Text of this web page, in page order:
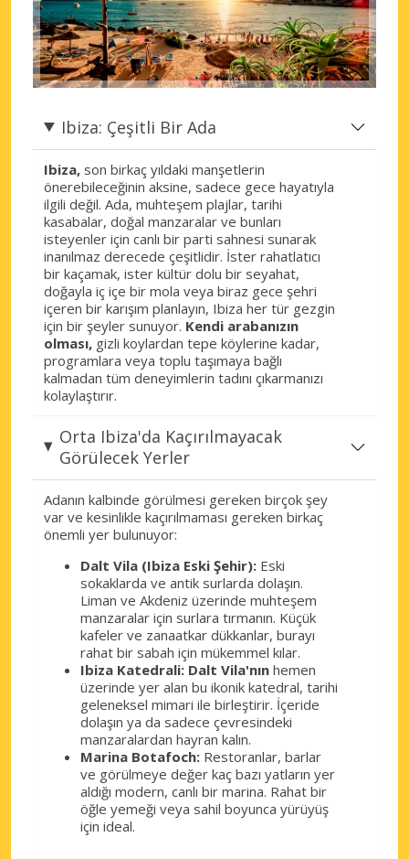
Ibiza: Çeşitli Bir Ada
Ibiza, son birkaç yıldaki manşetlerin
önerebileceğinin aksine, sadece gece hayatıyla
ilgili değil. Ada, muhteşem plajlar, tarihi
kasabalar, doğal manzaralar ve bunları
isteyenler için canlı bir parti sahnesi sunarak
inanılmaz derecede çeşitlidir. İster rahatlatıcı
bir kaçamak, ister kültür dolu bir seyahat,
doğayla iç içe bir mola veya biraz gece şehri
içeren bir karışım planlayın, Ibiza her tür gezgin
için bir şeyler sunuyor. Kendi arabanızın
olması, gizli koylardan tepe köylerine kadar,
programlara veya toplu taşımaya bağlı
kalmadan tüm deneyimlerin tadını çıkarmanızı
kolaylaştırır.
Orta Ibiza'da Kaçırılmayacak
Görülecek Yerler
Adanın kalbinde görülmesi gereken birçok şey
var ve kesinlikle kaçırılmaması gereken birkaç
önemli yer bulunuyor:
Dalt Vila (Ibiza Eski Şehir): Eski
sokaklarda ve antik surlarda dolaşın.
Liman ve Akdeniz üzerinde muhteşem
manzaralar için surlara tırmanın. Küçük
kafeler ve zanaatkar dükkanlar, burayı
rahat bir sabah için mükemmel kılar.
Ibiza Katedrali: Dalt Vila'nın hemen
üzerinde yer alan bu ikonik katedral, tarihi
geleneksel mimari ile birleştirir. İçeride
dolaşın ya da sadece çevresindeki
manzaralardan hayran kalın.
Marina Botafoch: Restoranlar, barlar
ve görülmeye değer kaç bazı yatların yer
aldığı modern, canlı bir marina. Rahat bir
öğle yemeği veya sahil boyunca yürüyüş
için ideal.